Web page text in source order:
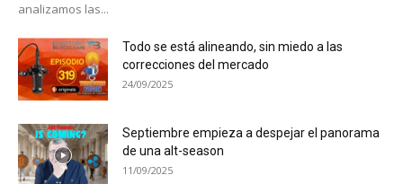
analizamos las...
Todo se está alineando, sin miedo a las
correcciones del mercado
24/09/2025
Septiembre empieza a despejar el panorama
de una alt-season
11/09/2025